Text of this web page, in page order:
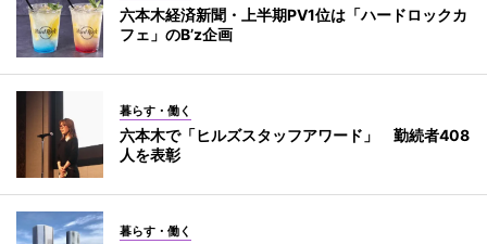
六本木経済新聞・上半期PV1位は「ハードロックカ
フェ」のB’z企画
暮らす・働く
六本木で「ヒルズスタッフアワード」 勤続者408
人を表彰
暮らす・働く